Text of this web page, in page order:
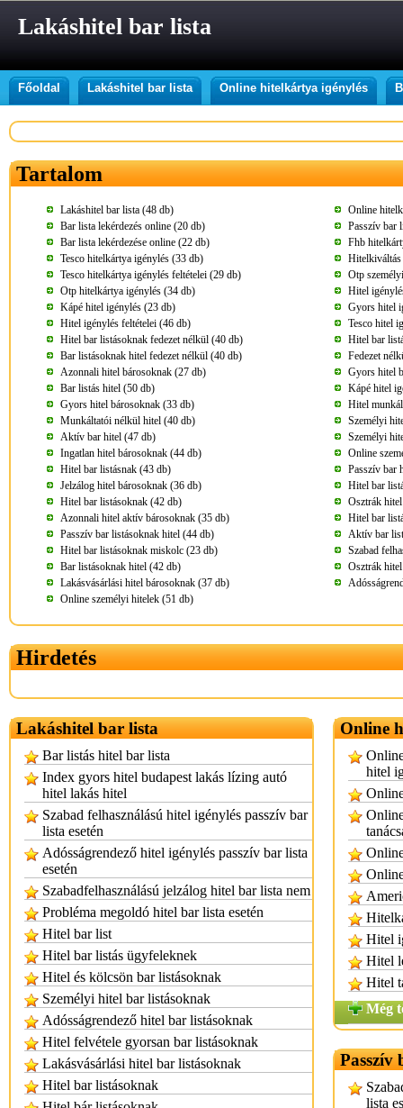
Lakáshitel bar lista
Főoldal Lakáshitel bar lista Online hitelkártya igénylés
Tartalom
Lakáshitel bar lista (48 db)
Online
Bar lista lekérdezés online (20 db)
Passzív bar
Bar lista lekérdezése online (22 db)
Fhb
Tesco hitelkártya igénylés (33 db)
Tesco hitelkártya igénylés feltételei (29 db)
Otp
Otp hitelkártya igénylés (34 db)
Hitel
Kápé hitel igénylés (23 db)
Gyors hitel
Hitel igénylés feltételei (46 db)
Tesco hitel
Hitel bar listásoknak fedezet nélkül (40 db)
Hitel bar
Bar listásoknak hitel fedezet nélkül (40 db)
Fedezet
Azonnali hitel bárosoknak (27 db)
Gyors hitel
Bar listás hitel (50 db)
Kápé hitel
Gyors hitel bárosoknak (33 db)
Hitel
Munkáltatói nélkül hitel (40 db)
Személyi
Aktív bar hitel (47 db)
Személyi
Ingatlan hitel bárosoknak (44 db)
Online
Hitel bar listásnak (43 db)
Passzív bar
Jelzálog hitel bárosoknak (36 db)
Hitel bar
Hitel bar listásoknak (42 db)
Osztrák
Azonnali hitel aktív bárosoknak (35 db)
Hitel bar
Passzív bar listásoknak hitel (44 db)
Aktív bar
Hitel bar listásoknak miskolc (23 db)
Szabad
Bar listásoknak hitel (42 db)
Osztrák
Lakásvásárlási hitel bárosoknak (37 db)
Online személyi hitelek (51 db)
Hirdetés
Lakáshitel bar lista
Bar listás hitel bar lista
Index gyors hitel budapest lakás lízing autó
hitel lakás hitel
Szabad felhasználású hitel igénylés passzív bar
lista esetén
Adósságrendező hitel igénylés passzív bar lista
esetén
Szabadfelhasználású jelzálog hitel bar lista nem
Probléma megoldó hitel bar lista esetén
Hitel bar list
Hitel bar listás ügyfeleknek
Hitel és kölcsön bar listásoknak
Személyi hitel bar listásoknak
Adósságrendező hitel bar listásoknak
Hitel felvétele gyorsan bar listásoknak
Lakásvásárlási hitel bar listásoknak
Hitel bar listásoknak
Online
hitel
Hitel
Hitel
Hitel
Még
Passzív
lista